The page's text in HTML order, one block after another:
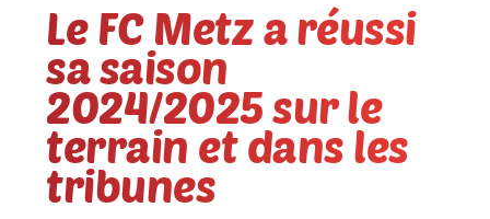
Le FC Metz a réussi
sa saison
2024/2025 sur le
terrain et dans les
tribunes